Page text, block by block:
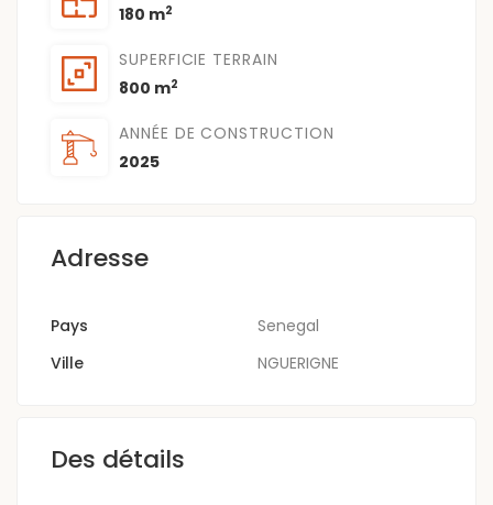
180 m2
SUPERFICIE TERRAIN
800 m2
ANNÉE DE CONSTRUCTION
2025
Adresse
Pays
Senegal
Ville
NGUERIGNE
Des détails